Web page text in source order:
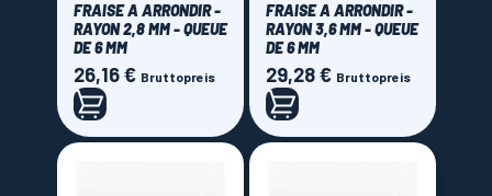
FRAISE A ARRONDIR -
RAYON 2,8 MM - QUEUE
DE 6 MM
Preis
26,16 € Bruttopreis
FRAISE A ARRONDIR -
RAYON 3,6 MM - QUEUE
DE 6 MM
Preis
29,28 € Bruttopreis